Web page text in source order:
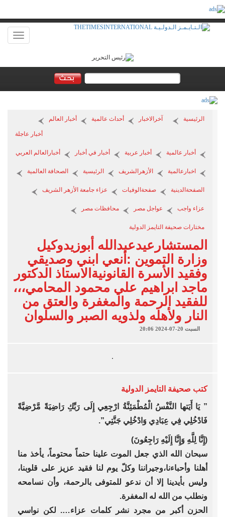
Toggle
الرئيسية آخرالاخبار أحداث عالمية أخبار العالم
أخبار عاجلة
أخبار عالمية أخبار عربية أخبار في أخبار أخبارالعالم العربي
اخبارعالمية الأزهرالشريف الرئيسية الصحافة العالمية
الصفحةالدينية صفحةالوفيات عزاء جامعة الأزهر الشريف
عزاء واجب عواجل مصر محافظات مصر
مختارات صحيفة التايمز الدولية
المستشارعيدعبدالله أبوزيدوكيل
وزارة التموين :أنعي ابني وصديقي
وفقيد الأسرة القانونيةالاستاذ الدكتور
ماجد ابراهيم علي محمود المحامي،،،
للفقيد الرحمة والمغفرة والعتق من
النار ولأهله ولذويه الصبر والسلوان
السبت 20-07-2024 20:06
كتب صحيفة التايمز الدولية
” يَا أَيَتها النَّفْسُ الْمُطْمَئِنَّةُ ارْجِعِي إِلَى رَبِّكِ رَاضِيَةً مَّرْضِيَّةً
فَادْخُلِي فِي عِبَادِي وَادْخُلِي جَنَّتِي”.
(إِنَّا لِلَّهِ وَإِنَّا إِلَيْهِ رَاجِعُونَ)
سبحان الله الذي جعل الموت علينا حتماً محتوماً، يأخذ منا
أهلنا وأحباءنا،وجيراننا وكلّ يوم لنا فقيد عزيز على قلوبنا،
وليس بأيدينا إلا أن ندعو للمتوفى بالرحمة، وأن نسامحه
ونطلب من الله له المغفرة.
الحزن أكبر من مجرد نشر كلمات عزاء…. لكن نواسي